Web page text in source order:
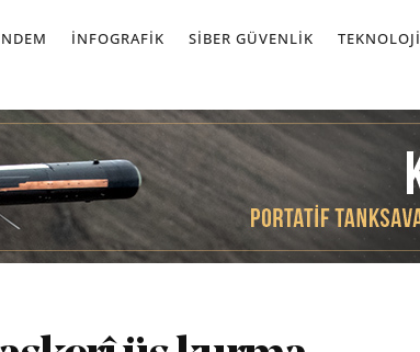
İNFOGRAFIK SIBER GÜVENLIK TEKNOLOJI